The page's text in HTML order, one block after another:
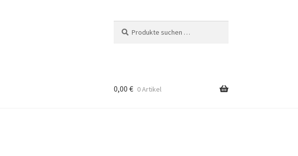
nach:
0,00 € 0 Artikel